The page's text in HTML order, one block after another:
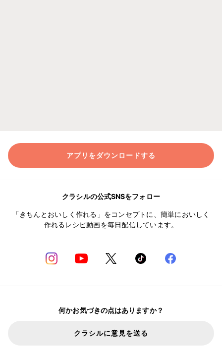
アプリをダウンロードする
クラシルの公式SNSをフォロー
「きちんとおいしく作れる」をコンセプトに、簡単においしく
作れるレシピ動画を毎日配信しています。
何かお気づきの点はありますか？
クラシルに意見を送る